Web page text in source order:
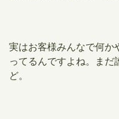
実はお客様みんなで何か
ってるんですよね。まだ
ど。